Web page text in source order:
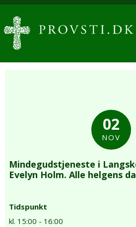
02
NOV
Mindegudstjeneste i
Evelyn Holm. Alle helgens
Tidspunkt
kl. 15:00 - 16:00